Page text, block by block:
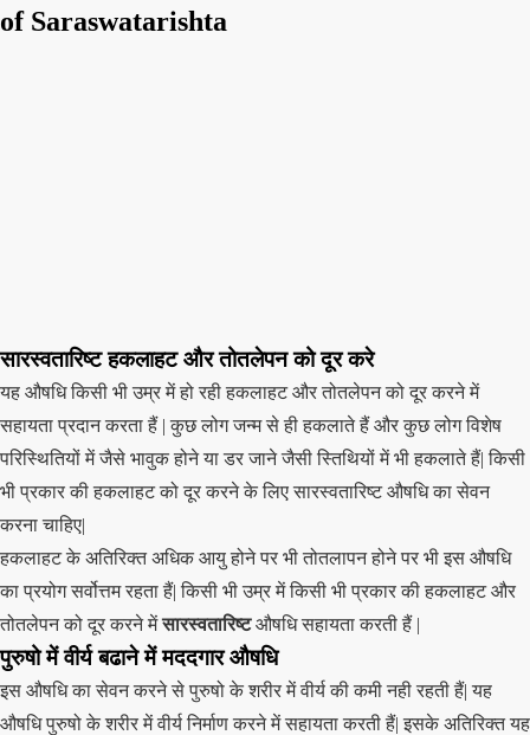
of Saraswatarishta
सारस्वतारिष्ट हकलाहट और तोतलेपन को दूर करे
यह औषधि किसी भी उम्र में हो रही हकलाहट और तोतलेपन को दूर करने में
सहायता प्रदान करता हैं | कुछ लोग जन्म से ही हकलाते हैं और कुछ लोग विशेष
परिस्थितियों में जैसे भावुक होने या डर जाने जैसी स्तिथियों में भी हकलाते हैं| किसी
भी प्रकार की हकलाहट को दूर करने के लिए सारस्वतारिष्ट औषधि का सेवन
करना चाहिए|
हकलाहट के अतिरिक्त अधिक आयु होने पर भी तोतलापन होने पर भी इस औषधि
का प्रयोग सर्वोत्तम रहता हैं| किसी भी उम्र में किसी भी प्रकार की हकलाहट और
तोतलेपन को दूर करने मेंसारस्वतारिष्टऔषधि सहायता करती हैं |
पुरुषो में वीर्य बढाने में मददगार औषधि
इस औषधि का सेवन करने से पुरुषो के शरीर में वीर्य की कमी नही रहती हैं| यह
औषधि पुरुषो के शरीर में वीर्य निर्माण करने में सहायता करती हैं| इसके अतिरिक्त यह